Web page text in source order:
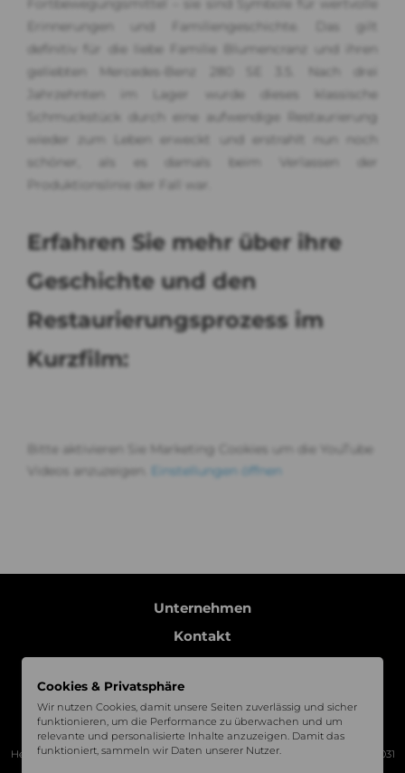
Fortbewegungsmittel – sie sind Symbole für wertvolle
Erinnerungen und Familiengeschichte. Das gilt
definitiv für die liebe Familie Blumencranz und ihren
geliebten Mercedes-Benz 280 SE 3.5. Nach drei
Jahrzehnten im Lager wurde dieses klassische
Schmuckstück durch eine aufwendige Restaurierung
wieder zum Leben erweckt und erstrahlt nun noch
schöner, als es damals beim Verlassen der
Produktionslinie der Fall war.
Erfahren Sie mehr über ihre
Geschichte und den
Restaurierungsprozess im
Kurzfilm:
Bitte aktivieren Sie Marketing Cookies um die YouTube
Videos anzuzeigen.
Einstellungen öffnen
Unternehmen
Kontakt
Datenschutz
Folgen Sie uns auf
Headquarter Böblingen | Charles-Lindbergh-Platz 1, 71034 Böblingen | +49 7031
Cookies & Privatsphäre
Wir nutzen Cookies, damit unsere Seiten zuverlässig und sicher
funktionieren, um die Performance zu überwachen und um
relevante und personalisierte Inhalte anzuzeigen. Damit das
funktioniert, sammeln wir Daten unserer Nutzer.